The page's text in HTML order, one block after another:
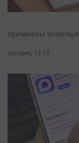
причинены
сегодня, 12:13